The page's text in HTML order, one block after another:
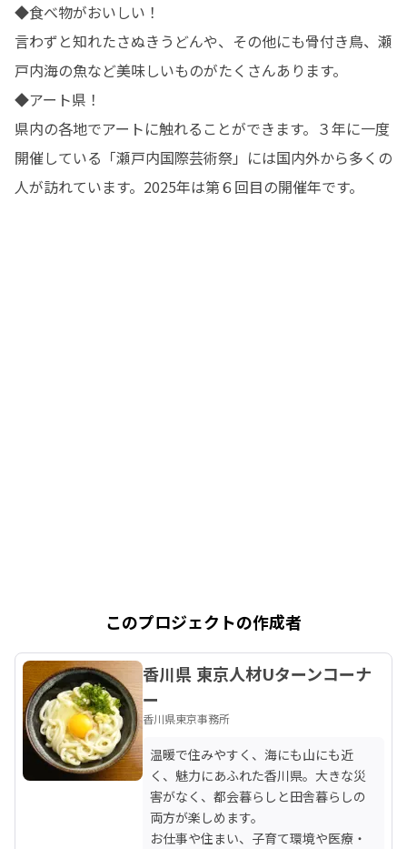
◆食べ物がおいしい！
言わずと知れたさぬきうどんや、その他にも骨付き鳥、瀬
戸内海の魚など美味しいものがたくさんあります。
◆アート県！
県内の各地でアートに触れることができます。３年に一度
開催している「瀬戸内国際芸術祭」には国内外から多くの
人が訪れています。2025年は第６回目の開催年です。
このプロジェクトの作成者
香川県 東京人材Uターンコーナ
ー
香川県東京事務所
温暖で住みやすく、海にも山にも近
く、魅力にあふれた香川県。大きな災
害がなく、都会暮らしと田舎暮らしの
両方が楽しめます。
お仕事や住まい、子育て環境や医療・